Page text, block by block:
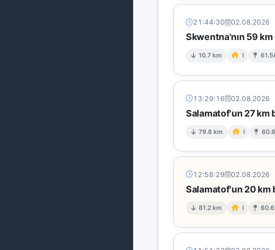
21:44:30 02.08.2026
Skwentna'nın 59 km
10.7 km I
13:29:16 02.08.2026
Salamatof'un 27 km
79.8 km I
12:58:29 02.08.2026
Salamatof'un 20 km
81.2 km I